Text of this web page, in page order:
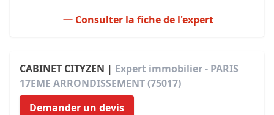
Consulter la fiche de l'expert
CABINET CITYZEN | Expert immobilier - PARIS
17EME ARRONDISSEMENT (75017)
Demander un devis